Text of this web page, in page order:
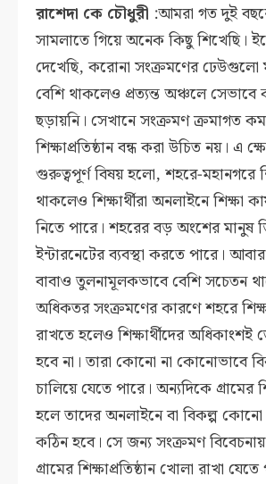
রাশেদা কে চৌধুরী :আমরা গত দুই
সামলাতে গিয়ে অনেক কিছু শিখেছি।
দেখেছি, করোনা সংক্রমণের ঢেউগুলো
বেশি থাকলেও প্রত্যন্ত অঞ্চলে
ছড়ায়নি। সেখানে সংক্রমণ ক্রমাগত
শিক্ষাপ্রতিষ্ঠান বন্ধ করা উচিত নয়। এ
গুরুত্বপূর্ণ বিষয় হলো, শহরে-মহানগরে
থাকলেও শিক্ষার্থীরা অনলাইনে শিক্ষা
নিতে পারে। শহরের বড় অংশের মানুষ
ইন্টারনেটের ব্যবস্থা করতে পারে। আবার
বাবাও তুলনামূলকভাবে বেশি সচেতন
অধিকতর সংক্রমণের কারণে শহরে
রাখতে হলেও শিক্ষার্থীদের অধিকাংশই
হবে না। তারা কোনো না কোনোভাবে
চালিয়ে যেতে পারে। অন্যদিকে গ্রামের
হলে তাদের অনলাইনে বা বিকল্প কোনো
কঠিন হবে। সে জন্য সংক্রমণ
গ্রামের শিক্ষাপ্রতিষ্ঠান খোলা রাখা যেতে